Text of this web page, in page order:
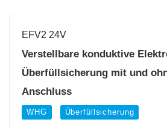
EFV2 24V
Verstellbare konduktive
Überfüllsicherung mit und
Anschluss
WHG Überfüllsicherung